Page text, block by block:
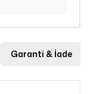
Garanti & İade